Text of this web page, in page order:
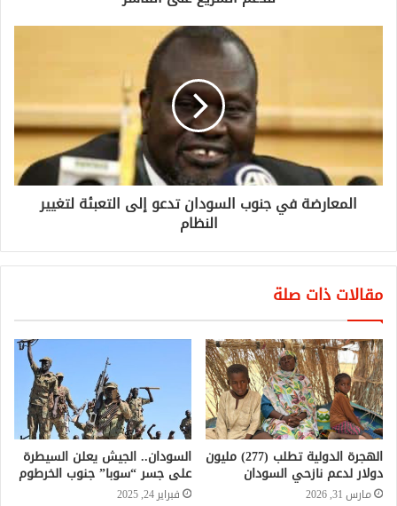
المعارضة في جنوب السودان تدعو إلى التعبئة لتغيير
النظام
مقالات ذات صلة
الهجرة الدولية تطلب (277) مليون
دولار لدعم نازحي السودان
مارس 31, 2026
السودان.. الجيش يعلن السيطرة
على جسر “سوبا” جنوب الخرطوم
فبراير 24, 2025